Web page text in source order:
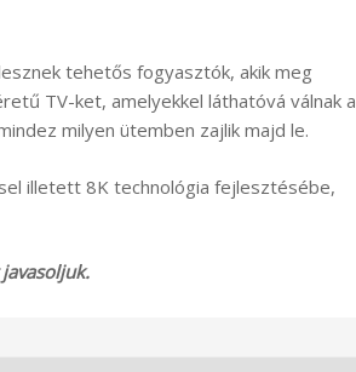
tehetős fogyasztók, akik meg
TV-ket, amelyekkel láthatóvá válnak a
milyen ütemben zajlik majd le.
illetett 8K technológia fejlesztésébe,